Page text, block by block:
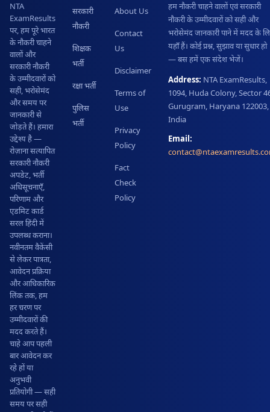
NTA
ExamResults
पर, हम पूरे भारत
के नौकरी चाहने
वालों और
सरकारी नौकरी
के उम्मीदवारों को
सही, भरोसेमंद
और समय पर
जानकारी से
जोड़ते हैं। हमारा
उद्देश्य है —
रोज़ाना सत्यापित
सरकारी नौकरी
अपडेट, भर्ती
अधिसूचनाएँ,
परिणाम और
एडमिट कार्ड
सरल हिंदी में
उपलब्ध कराना।
नवीनतम वैकेंसी
से लेकर पात्रता,
आवेदन प्रक्रिया
और आधिकारिक
लिंक तक, हम
हर चरण पर
उम्मीदवारों की
मदद करते हैं।
चाहे आप पहली
बार आवेदन कर
रहे हों या
अनुभवी
प्रतियोगी — सही
समय पर सही
सरकारी
नौकरी
शिक्षक
भर्ती
रक्षा भर्ती
पुलिस
भर्ती
About Us
Contact
Us
Disclaimer
Terms of
Use
Privacy
Policy
Fact
Check
Policy
हम नौकरी चाहने वालों एवं सरकारी
नौकरी के उम्मीदवारों को सही और
भरोसेमंद जानकारी पाने में मदद के
यहाँ हैं। कोई प्रश्न, सुझाव या सुधार हो
— बस हमें एक संदेश भेजें।
Address: NTA ExamResults,
1094, Huda Colony, Sector
Gurugram, Haryana 122003,
India
Email: